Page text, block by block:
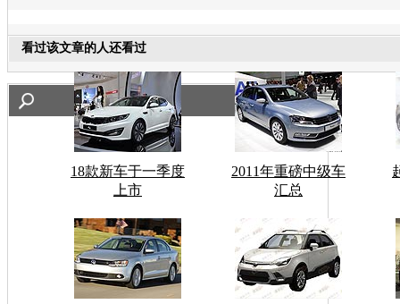
看过该文章的人还看过
18款新车于一季度
上市
2011年重磅中级车
汇总